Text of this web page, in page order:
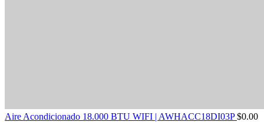
Aire Acondicionado 18.000 BTU WIFI | AWHACC18DI03P$0.00